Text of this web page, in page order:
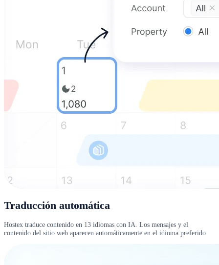
Traducción automática
Hostex traduce contenido en 13 idiomas con IA. Los mensajes y el
contenido del sitio web aparecen automáticamente en el idioma preferido.